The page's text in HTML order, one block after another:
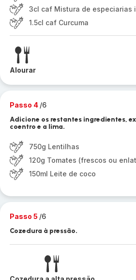
3cl caf Mistura de especiarias
1.5cl caf Curcuma
Alourar
Passo 4 /6
Adicione os restantes ingredientes,
coentro e a lima.
750g Lentilhas
120g Tomates (frescos ou
150ml Leite de coco
Passo 5 /6
Cozedura à pressão.